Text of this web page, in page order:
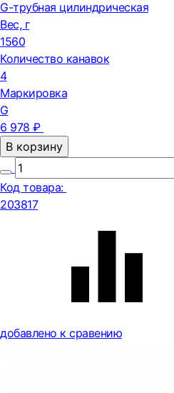
G-трубная цилиндрическая
Вес, г
1560
Количество канавок
4
Маркировка
G
6 978 ₽
В корзину
Код товара:
203817
добавлено к сравению